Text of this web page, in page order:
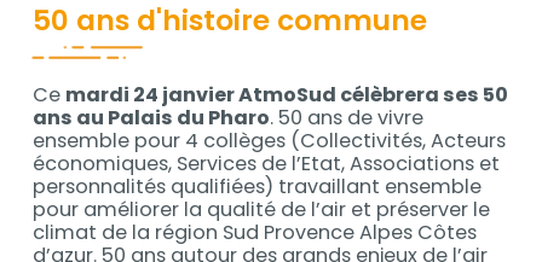
50 ans d'histoire commune
Contenu
Ce mardi 24 janvier AtmoSud célèbrera ses 50
ans au Palais du Pharo. 50 ans de vivre
ensemble pour 4 collèges (Collectivités, Acteurs
économiques, Services de l’Etat, Associations et
personnalités qualifiées) travaillant ensemble
pour améliorer la qualité de l’air et préserver le
climat de la région Sud Provence Alpes Côtes
d’azur. 50 ans autour des grands enjeux de l’air